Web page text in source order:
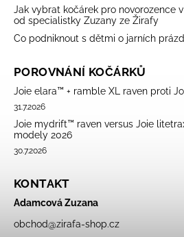
Jak vybrat kočárek pro novorozence
od specialistky Zuzany ze Žirafy
Co podniknout s dětmi o jarních
POROVNÁNÍ KOČÁRKŮ
Joie elara™ + ramble XL raven proti
31.7.2026
Joie mydrift™ raven versus Joie
modely 2026
30.7.2026
KONTAKT
Adamcová Zuzana
obchod@zirafa-shop.cz